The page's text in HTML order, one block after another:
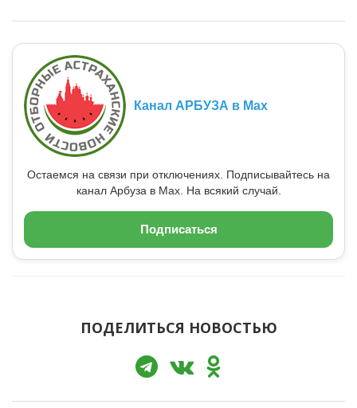
Канал АРБУЗА в Max
Остаемся на связи при отключениях. Подписывайтесь на
канал Арбуза в Max. На всякий случай.
Подписаться
ПОДЕЛИТЬСЯ НОВОСТЬЮ